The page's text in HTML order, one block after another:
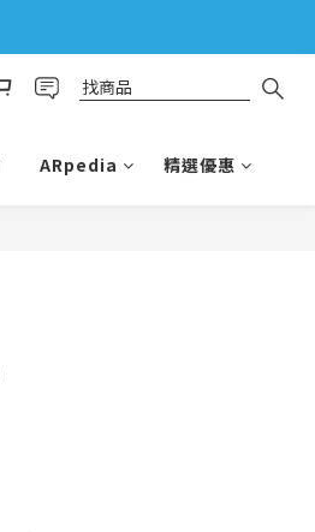
ARpedia 精選優惠